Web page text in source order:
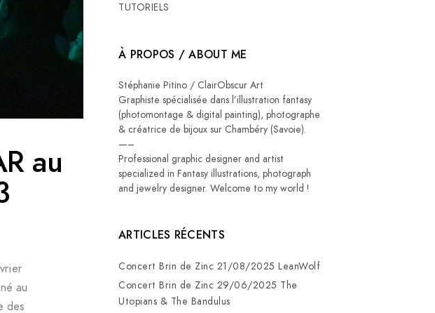
au
au
des
TUTORIELS
À PROPOS / ABOUT ME
Stéphanie Pitino / ClairObscur Art
Graphiste spécialisée dans l’illustration fantasy
(photomontage & digital painting), photographe
& créatrice de bijoux sur Chambéry (Savoie).
—–
Professional graphic designer and artist
specialized in Fantasy illustrations, photograph
and jewelry designer. Welcome to my world !
ARTICLES RÉCENTS
Concert Brin de Zinc 21/08/2025 LeanWolf
Concert Brin de Zinc 29/06/2025 The
Utopians & The Bandulus